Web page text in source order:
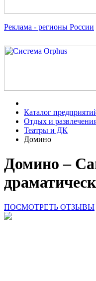
Реклама - регионы России
Каталог
Отдых и
Театры и ДК
Домино
Домино –
ПОСМОТРЕТЬ ОТЗЫВЫ